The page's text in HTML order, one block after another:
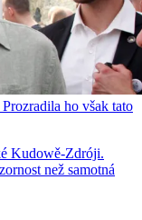
ho však tato
Kudowě-Zdróji.
než samotná